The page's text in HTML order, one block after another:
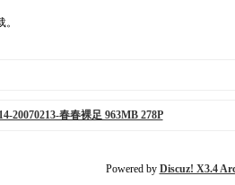
20070213-春春裸足 963MB 278P
Powered by Discuz! X3.4